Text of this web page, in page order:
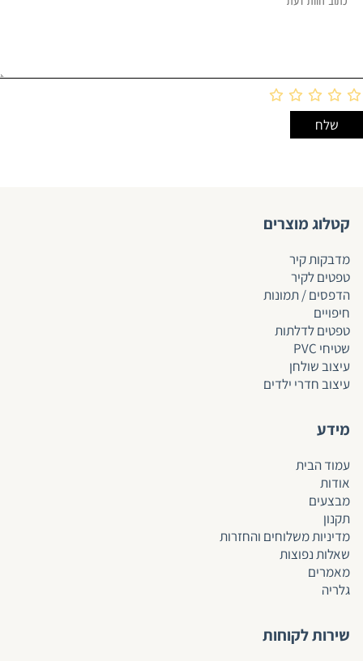
קטלוג מוצרים
מדבקות קיר
טפטים לקיר
הדפסים / תמונות
חיפויים
טפטים לדלתות
שטיחי PVC
עיצוב שולחן
עיצוב חדרי ילדים
מידע
עמוד הבית
אודות
מבצעים
תקנון
מדיניות משלוחים והחזרות
שאלות נפוצות
מאמרים
גלריה
שירות לקוחות